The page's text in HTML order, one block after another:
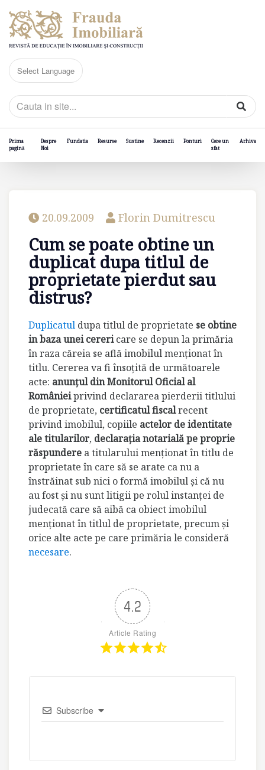
Prima
pagină
Despre
Noi
Fundatia Resurse Sustine Recenzii Ponturi
Cere un
sfat
Arhiva
20.09.2009 Florin Dumitrescu
Cum se poate obtine un
duplicat dupa titlul de
proprietate pierdut sau
distrus?
Duplicatul dupa titlul de proprietate se obtine
in baza unei cerericare se depun la primăria
în raza căreia se află imobilul menţionat în
titlu. Cererea va fi însoţită de următoarele
acte: anunţul din Monitorul Oficial al
Românieiprivind declararea pierderii titlului
de proprietate, certificatul fiscalrecent
privind imobilul, copiile actelor de identitate
ale titularilor, declaraţia notarială pe proprie
răspundere a titularului menţionat în titlu de
proprietate în care să se arate ca nu a
înstrăinat sub nici o formă imobilul şi că nu
au fost şi nu sunt litigii pe rolul instanţei de
judecată care să aibă ca obiect imobilul
menţionat în titlul de proprietate, precum şi
orice alte acte pe care primăria le consideră
necesare.
4.2
Article Rating
Subscribe